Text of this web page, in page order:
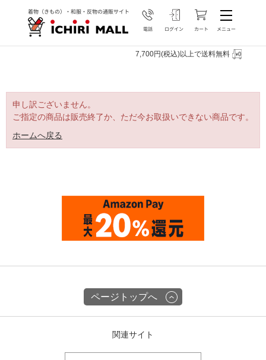
7,700円(税込)以上で送料無料
申し訳ございません。
ご指定の商品は販売終了か、ただ今お取扱いできない商品です。
ホームへ戻る
ページトップへ
関連サイト